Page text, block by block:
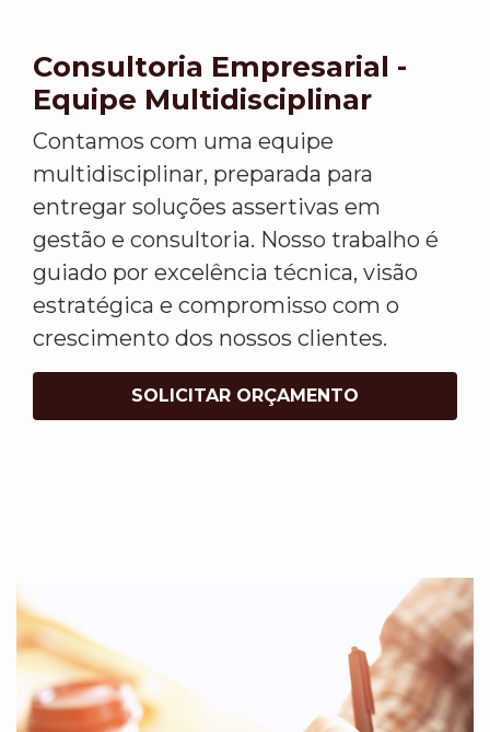
Consultoria Empresarial -
Equipe Multidisciplinar
Contamos com uma equipe
multidisciplinar, preparada para
entregar soluções assertivas em
gestão e consultoria. Nosso trabalho é
guiado por excelência técnica, visão
estratégica e compromisso com o
crescimento dos nossos clientes.
SOLICITAR ORÇAMENTO